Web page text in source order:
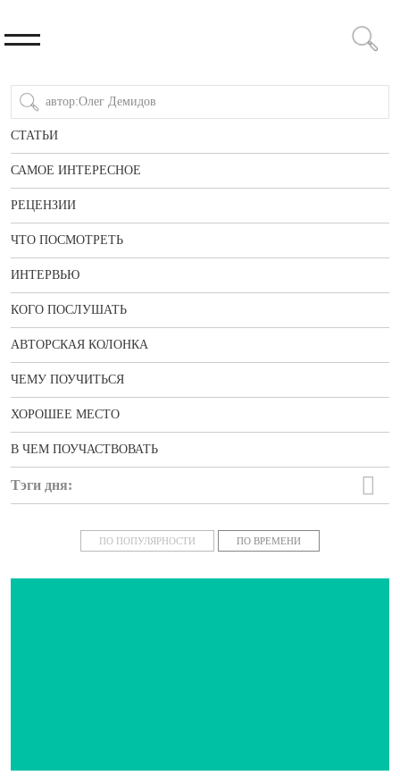
СТАТЬИ
САМОЕ ИНТЕРЕСНОЕ
РЕЦЕНЗИИ
ЧТО ПОСМОТРЕТЬ
ИНТЕРВЬЮ
КОГО ПОСЛУШАТЬ
АВТОРСКАЯ КОЛОНКА
ЧЕМУ ПОУЧИТЬСЯ
ХОРОШЕЕ МЕСТО
В ЧЕМ ПОУЧАСТВОВАТЬ
Тэги дня:
ПО ПОПУЛЯРНОСТИ ПО ВРЕМЕНИ